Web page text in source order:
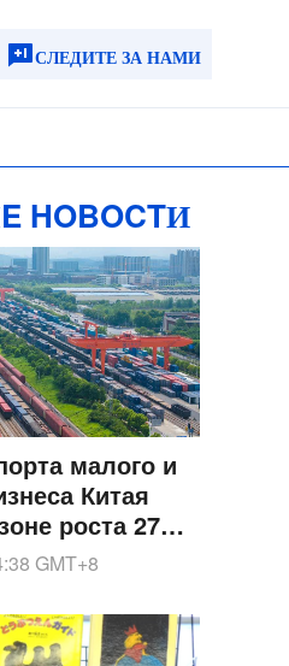
СЛЕДИТЕ ЗА НАМИ
HOBOCTИ
малого и
Китая
роста 27
GMT+8